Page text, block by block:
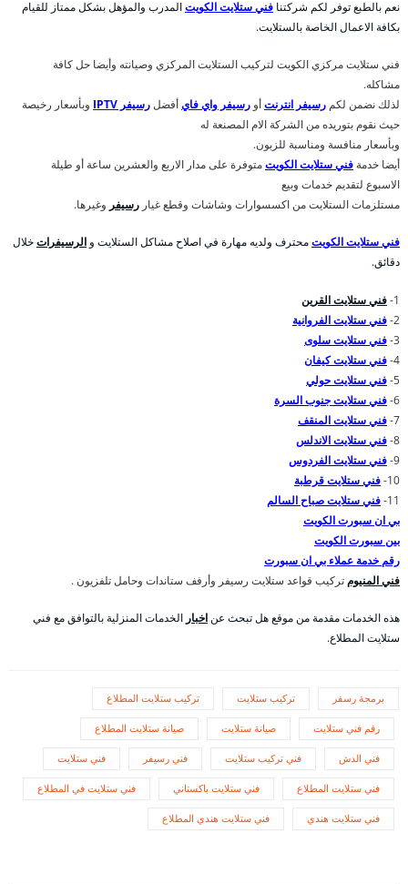
نعم بالطبع توفر لكم شركتنا فني ستلايت الكويتالمدرب والمؤهل بشكل ممتاز للقيام
بكافة الاعمال الخاصة بالستلايت.
فني ستلايت مركزي الكويت لتركيب الستلايت المركزي وصيانته وأيضا حل كافة
مشاكله.
لذلك نضمن لكم رسيفر انترنتأو رسيفر واي فايأفضلرسيفر IPTV
وبأسعار رخيصة
حيث نقوم بتوريده من الشركة الام المصنعة له
وبأسعار منافسة ومناسبة للزبون.
أيضا خدمة فني ستلايت الكويتمتوفرة على مدار الاربع والعشرين ساعة أو طيلة
الاسبوع لتقديم خدمات وبيع
مستلزمات الستلايت من اكسسوارات وشاشات وقطع غيار رسيفر وغيرها.
فني ستلايت الكويتمحترف ولديه مهارة في اصلاح مشاكل الستلايت و الرسيفراتخلال
دقائق.
1- فني ستلايت القرين
2- فني ستلايت الفروانية
3- فني ستلايت سلوى
4- فني ستلايت كيفان
5- فني ستلايت حولي
6- فني ستلايت جنوب السرة
7- فني ستلايت المنقف
8- فني ستلايت الاندلس
9- فني ستلايت الفردوس
10- فني ستلايت قرطبة
11- فني ستلايت صباح السالم
بي ان سبورت الكويت
بين سبورت الكويت
رقم خدمة عملاء بي ان سبورت
فني المنيومتركيب قواعد ستلايت رسيفر وأرفف ستاندات وحامل تلفزيون .
هذه الخدمات مقدمة من موقع هل تبحث عناخبار الخدمات المنزلية بالتوافق مع فني
ستلايت المطلاع.
برمجة رسفر تركيب ستلايت تركيب ستلايت المطلاع
رقم فني ستلايت صيانة ستلايت صيانة ستلايت المطلاع
فني الدش فني تركيب ستلايت فني رسيفر فني ستلايت
فني ستلايت المطلاع فني ستلايت باكستاني فني ستلايت في المطلاع
فني ستلايت هندي فني ستلايت هندي المطلاع